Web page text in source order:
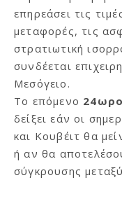
επηρεάσει τις
μεταφορές, τις
στρατιωτική
συνδέεται
Μεσόγειο.
Το επόμενο 24ωρο
δείξει εάν οι
και Κουβέιτ θα
ή αν θα
σύγκρουσης